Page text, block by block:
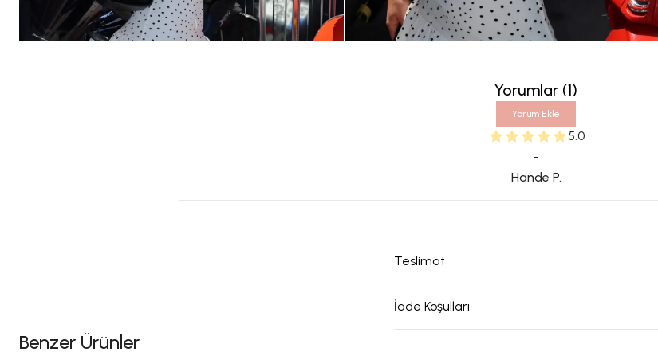
Yorumlar (1)
Yorum Ekle
5.0
-
Hande P.
Teslimat
İade Koşulları
Benzer Ürünler